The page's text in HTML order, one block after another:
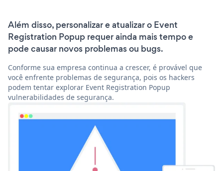
Além disso, personalizar e atualizar o Event
Registration Popup requer ainda mais tempo e
pode causar novos problemas ou bugs.
Conforme sua empresa continua a crescer, é provável que
você enfrente problemas de segurança, pois os hackers
podem tentar explorar Event Registration Popup
vulnerabilidades de segurança.